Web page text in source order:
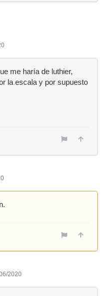
me haría de luthier,
la escala y por supuesto
2020